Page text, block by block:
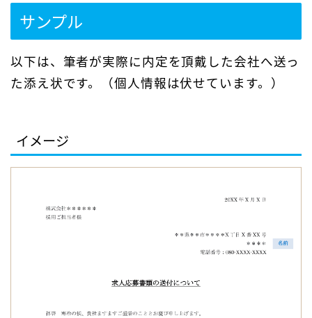
サンプル
以下は、筆者が実際に内定を頂戴した会社へ送っ
た添え状です。（個人情報は伏せています。）
イメージ